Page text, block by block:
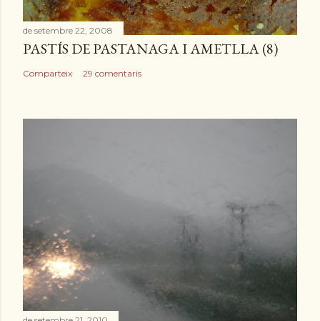
r
a
d
a
de setembre 22, 2008
PASTÍS DE PASTANAGA I AMETLLA (8)
Comparteix 29 comentaris